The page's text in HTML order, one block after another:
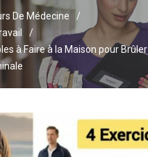
De Médecine
à Faire à la Maison pour